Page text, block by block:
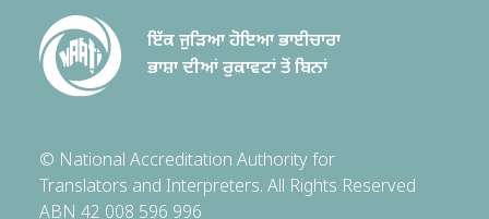
ਇੱਕ ਜੁੜਿਆ ਹੋਇਆ ਭਾਈਚਾਰਾ
ਭਾਸ਼ਾ ਦੀਆਂ ਰੁਕਾਵਟਾਂ ਤੋਂ ਬਿਨਾਂ
© National Accreditation Authority for
Translators and Interpreters. All Rights Reserved
ABN 42 008 596 996